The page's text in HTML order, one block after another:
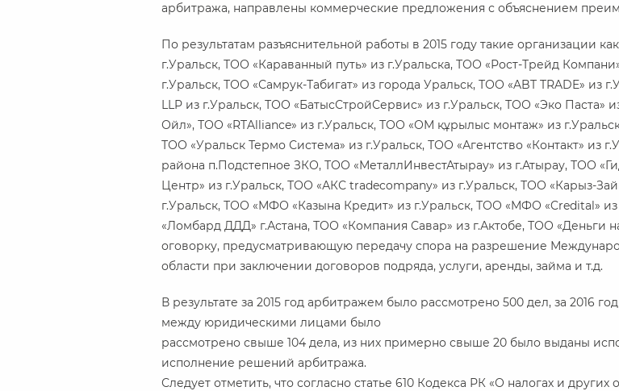
арбитража, направлены коммерческие предложения с объяснением
По результатам разъяснительной работы в 2015 году такие организации
г.Уральск, ТОО «Караванный путь» из г.Уральска, ТОО «Рост-Трейд
г.Уральск, ТОО «Самрук-Табигат» из города Уральск, ТОО «ABT TRADE» из
LLP из г.Уральск, ТОО «БатысСтройСервис» из г.Уральск, ТОО «Эко Паста»
Ойл», ТОО «RTAlliance» из г.Уральск, ТОО «ОМ құрылыс монтаж» из
ТОО «Уральск Термо Система» из г.Уральск, ТОО «Агентство «Контакт» из
района п.Подстепное ЗКО, ТОО «МеталлИнвестАтырау» из г.Атырау, ТОО
Центр» из г.Уральск, ТОО «АКС tradecompany» из г.Уральск, ТОО «Карыз-
г.Уральск, ТОО «МФО «Казына Кредит» из г.Уральск, ТОО «МФО «Credital»
«Ломбард ДДД» г.Астана, ТОО «Компания Савар» из г.Актобе, ТОО «Деньги
оговорку, предусматривающую передачу спора на разрешение
области при заключении договоров подряда, услуги, аренды, займа и т.д.
В результате за 2015 год арбитражем было рассмотрено 500 дел, за 2016
между юридическими лицами было
рассмотрено свыше 104 дела, из них примерно свыше 20 было выданы
исполнение решений арбитража.
Следует отметить, что согласно статье 610 Кодекса РК «О налогах и